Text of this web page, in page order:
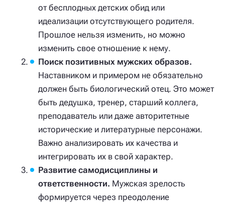
от бесплодных детских обид или
идеализации отсутствующего родителя.
Прошлое нельзя изменить, но можно
изменить свое отношение к нему.
Поиск позитивных мужских образов.
Наставником и примером не обязательно
должен быть биологический отец. Это может
быть дедушка, тренер, старший коллега,
преподаватель или даже авторитетные
исторические и литературные персонажи.
Важно анализировать их качества и
интегрировать их в свой характер.
Развитие самодисциплины и
ответственности. Мужская зрелость
формируется через преодоление